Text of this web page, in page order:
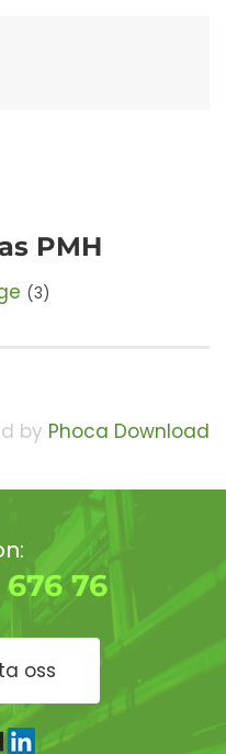
PMH
(3)
by Phoca Download
676 76
oss